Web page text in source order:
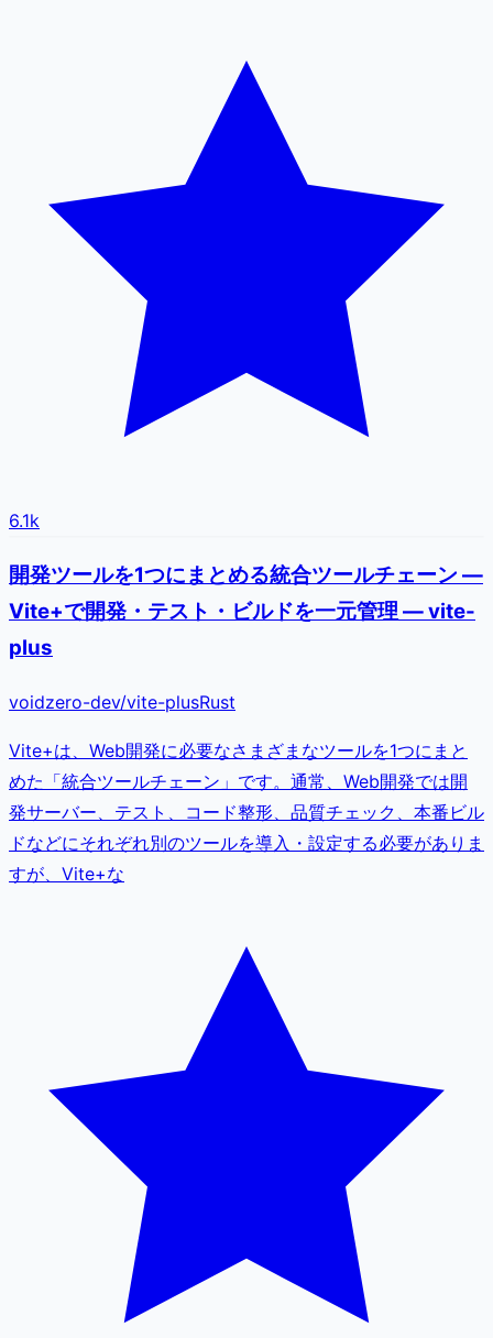
6.1k
開発ツールを1つにまとめる統合ツールチェーン —
Vite+で開発・テスト・ビルドを一元管理 — vite-
plus
voidzero-dev/vite-plusRust
Vite+は、Web開発に必要なさまざまなツールを1つにまと
めた「統合ツールチェーン」です。通常、Web開発では開
発サーバー、テスト、コード整形、品質チェック、本番ビル
ドなどにそれぞれ別のツールを導入・設定する必要がありま
すが、Vite+な